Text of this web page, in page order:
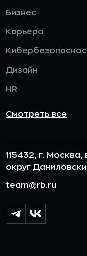
Бизнес
Карьера
Дизайн
HR
Смотреть все
115432, г. Москва,
округ
team@rb.ru